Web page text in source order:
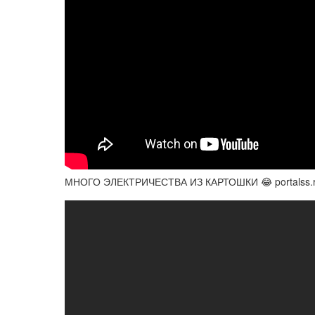
МНОГО ЭЛЕКТРИЧЕСТВА ИЗ КАРТОШКИ 😂